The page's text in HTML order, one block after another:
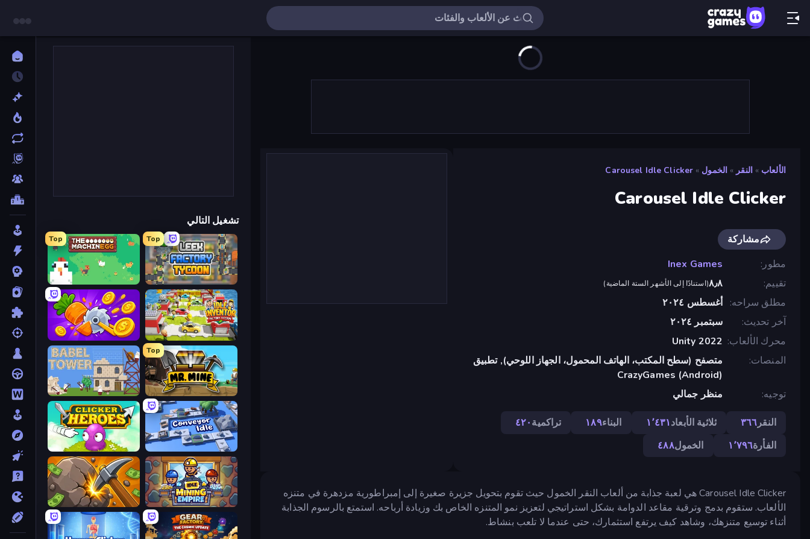
الألعاب » النقر » الخمول »
Carousel Idle Clicker
Carousel Idle Clicker
مشاركة
مطور
Inex Games
تقييم
٨٫٨(استنادًا إلى الأشهر الستة الماضية)
مطلق سراحه
أغسطس ٢٠٢٤
آخر تحديث
سبتمبر ٢٠٢٤
محرك الألعاب Unity 2022
المنصات
متصفح (سطح المكتب، الهاتف المحمول، الجهاز اللوحي), تطبيق
CrazyGames (Android)
توجيه
منظر جمالي
النقر٣٦٦ ثلاثية الأبعاد١٬٤٣١ البناء١٨٩ تراكمية٤٢٠
الفأرة١٬٧٩٦ الخمول٤٨٨
Carousel Idle Clicker هي لعبة جذابة من ألعاب النقر الخمول حيث تقوم بتحويل جزيرة صغيرة إلى إمبراطورية مزدهرة في متنزه
الألعاب. ستقوم بدمج وترقية مقاعد الدوامة بشكل استراتيجي لتعزيز نمو المتنزه الخاص بك وزيادة أرباحه. استمتع بالرسوم الجذابة
أثناء توسيع متنزهك، وشاهد كيف يرتفع استثمارك، حتى عندما لا تلعب بنشاط.
تشغيل التالي
Top
Leek Factory Tycoon
Top
The MachinEGG
Idle Inventor
Farm Ring Idle
Top
Mr. Mine
Babel Tower
Conveyor Idle
Clicker Heroes
Idle Mining Empire
Mine Clicker